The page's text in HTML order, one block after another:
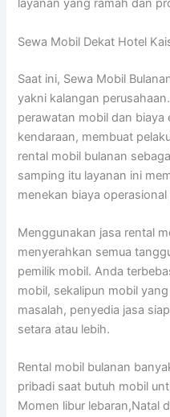
layanan yang ramah dan
Sewa Mobil Dekat Hotel
Saat ini, Sewa Mobil
yakni kalangan
perawatan mobil dan biaya
kendaraan, membuat
rental mobil bulanan
samping itu layanan ini
menekan biaya operasional
Menggunakan jasa rental
menyerahkan semua
pemilik mobil. Anda
mobil, sekalipun mobil
masalah, penyedia jasa
setara atau lebih.
Rental mobil bulanan
pribadi saat butuh mobil
Momen libur lebaran,Natal